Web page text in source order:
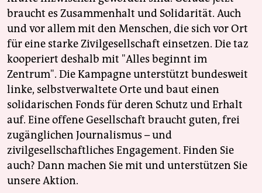
braucht es Zusammenhalt und Solidarität. Auch
und vor allem mit den Menschen, die sich vor Ort
für eine starke Zivilgesellschaft einsetzen. Die taz
kooperiert deshalb mit "Alles beginnt im
Zentrum". Die Kampagne unterstützt bundesweit
linke, selbstverwaltete Orte und baut einen
solidarischen Fonds für deren Schutz und Erhalt
auf. Eine offene Gesellschaft braucht guten, frei
zugänglichen Journalismus – und
zivilgesellschaftliches Engagement. Finden Sie
auch? Dann machen Sie mit und unterstützen Sie
unsere Aktion.